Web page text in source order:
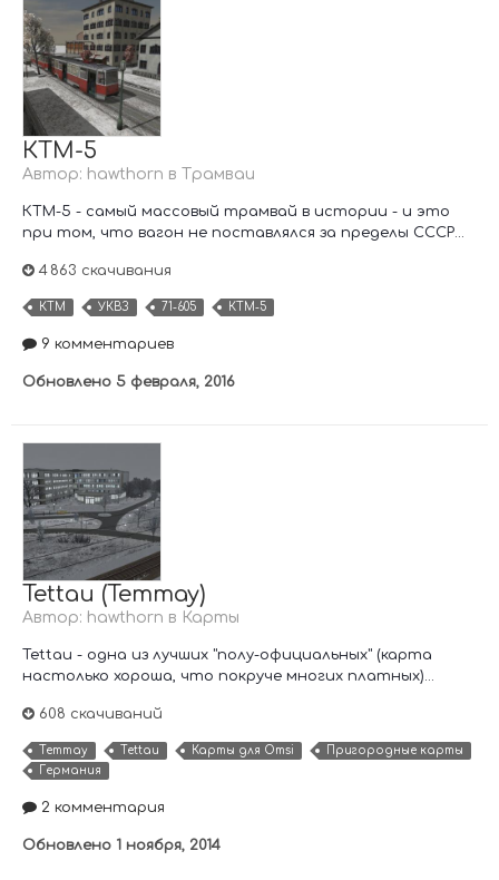
КТМ-5
Автор: hawthorn в Трамваи
КТМ-5 - самый массовый трамвай в истории - и это
при том, что вагон не поставлялся за пределы СССР...
4 863 скачивания
КТМ УКВЗ 71-605 КТМ-5
9 комментариев
Обновлено 5 февраля, 2016
Tettau (Теттау)
Автор: hawthorn в Карты
Tettau - одна из лучших "полу-официальных" (карта
настолько хороша, что покруче многих платных)...
608 скачиваний
Теттау Tettau Карты для Omsi
Пригородные карты
Германия
2 комментария
Обновлено 1 ноября, 2014